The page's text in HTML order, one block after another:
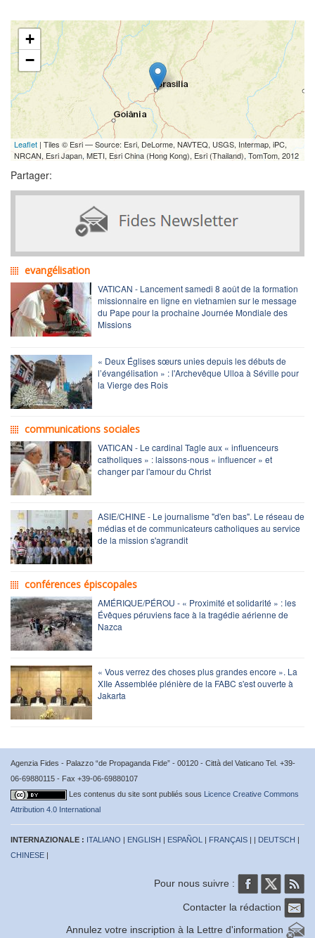
+
−
Leaflet | Tiles © Esri — Source: Esri, DeLorme, NAVTEQ, USGS, Intermap, iPC,
NRCAN, Esri Japan, METI, Esri China (Hong Kong), Esri (Thailand), TomTom, 2012
Partager:
evangélisation
VATICAN - Lancement samedi 8 août de la formation
missionnaire en ligne en vietnamien sur le message
du Pape pour la prochaine Journée Mondiale des
Missions
« Deux Églises sœurs unies depuis les débuts de
l’évangélisation » : l'Archevêque Ulloa à Séville pour
la Vierge des Rois
communications sociales
VATICAN - Le cardinal Tagle aux « influenceurs
catholiques » : laissons-nous « influencer » et
changer par l'amour du Christ
ASIE/CHINE - Le journalisme "d'en bas". Le réseau de
médias et de communicateurs catholiques au service
de la mission s'agrandit
conférences épiscopales
AMÉRIQUE/PÉROU - « Proximité et solidarité » : les
Évêques péruviens face à la tragédie aérienne de
Nazca
« Vous verrez des choses plus grandes encore ». La
XIIe Assemblée plénière de la FABC s'est ouverte à
Jakarta
Agenzia Fides - Palazzo “de Propaganda Fide” - 00120 - Città del Vaticano Tel. +39-
06-69880115 - Fax +39-06-69880107
Les contenus du site sont publiés sous Licence Creative Commons
Attribution 4.0 International
INTERNAZIONALE : ITALIANO | ENGLISH | ESPAÑOL | FRANÇAIS | | DEUTSCH |
CHINESE |
Pour nous suivre :
Contacter la rédaction
Annulez votre inscription à la Lettre d'information